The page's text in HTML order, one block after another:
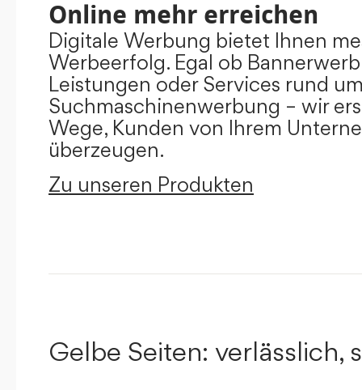
Online mehr erreichen
Digitale Werbung bietet Ihnen
Werbeerfolg. Egal ob
Leistungen oder Services rund
Suchmaschinenwerbung – wir
Wege, Kunden von Ihrem
überzeugen.
Zu unseren Produkten
Gelbe Seiten: verlässlich,